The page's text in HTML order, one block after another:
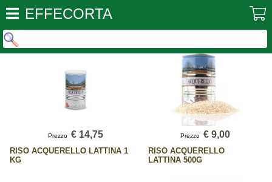
EFFECORTA
Prezzo € 14,75
RISO ACQUERELLO LATTINA 1
KG
Prezzo € 9,00
RISO ACQUERELLO
LATTINA 500G